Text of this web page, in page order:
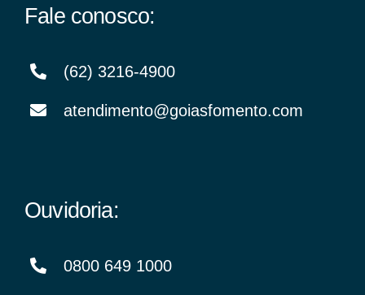
Fale conosco:
(62) 3216-4900
atendimento@goiasfomento.com
Ouvidoria:
0800 649 1000